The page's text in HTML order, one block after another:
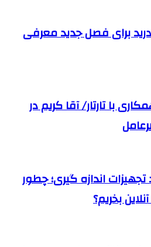
رئال مادرید برای فصل جدید معرفی
با تارتار/ آقا کریم در
اندازه گیری؛ چطور
بخریم؟